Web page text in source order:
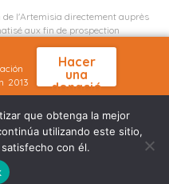
de l'Artemisia directement auprès
aux fin de prospection
Mapa del sitio
2013
Hacer
una
donació
n
que obtenga la mejor
utilizando este sitio,
con él.